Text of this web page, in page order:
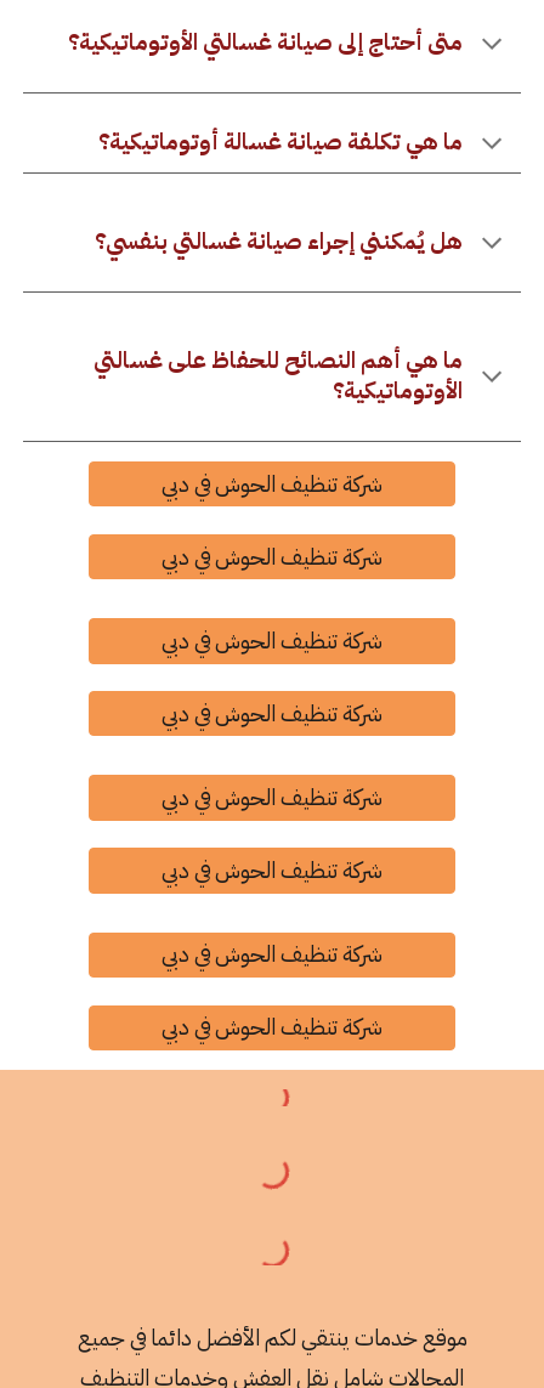
متى أحتاج إلى صيانة غسالتي الأوتوماتيكية؟
ما هي تكلفة صيانة غسالة أوتوماتيكية؟
هل يُمكنني إجراء صيانة غسالتي بنفسي؟
ما هي أهم النصائح للحفاظ على غسالتي
الأوتوماتيكية؟
شركة تنظيف الحوش في دبي
شركة تنظيف الحوش في دبي
شركة تنظيف الحوش في دبي
شركة تنظيف الحوش في دبي
شركة تنظيف الحوش في دبي
شركة تنظيف الحوش في دبي
شركة تنظيف الحوش في دبي
شركة تنظيف الحوش في دبي
موقع خدمات ينتقي لكم الأفضل دائما في جميع
المجالات شامل نقل العفش وخدمات التنظيف